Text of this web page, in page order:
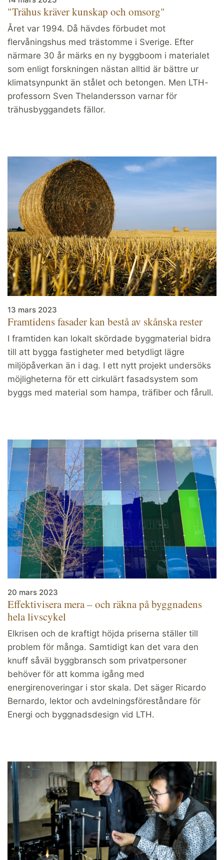
"Trähus kräver kunskap och omsorg"
Året var 1994. Då hävdes förbudet mot
flervåningshus med trästomme i Sverige. Efter
närmare 30 år märks en ny byggboom i materialet
som enligt forskningen nästan alltid är bättre ur
klimatsynpunkt än stålet och betongen. Men LTH-
professorn Sven Thelandersson varnar för
trähusbyggandets fällor.
13 mars 2023
Framtidens fasader kan bestå av skånska rester
I framtiden kan lokalt skördade byggmaterial bidra
till att bygga fastigheter med betydligt lägre
miljöpåverkan än i dag. I ett nytt projekt undersöks
möjligheterna för ett cirkulärt fasadsystem som
byggs med material som hampa, träfiber och fårull.
20 mars 2023
Effektivisera mera – och räkna på byggnadens
hela livscykel
Elkrisen och de kraftigt höjda priserna ställer till
problem för många. Samtidigt kan det vara den
knuff såväl byggbransch som privatpersoner
behöver för att komma igång med
energirenoveringar i stor skala. Det säger Ricardo
Bernardo, lektor och avdelningsföreståndare för
Energi och byggnadsdesign vid LTH.